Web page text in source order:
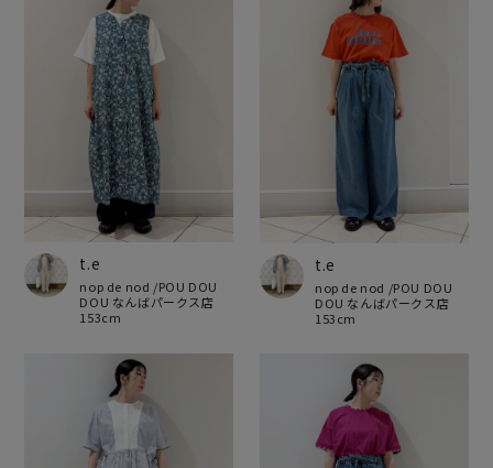
t.e
nop de nod /POU DOU
DOU なんばパークス店
153cm
t.e
nop de nod /POU DOU
DOU なんばパークス店
153cm